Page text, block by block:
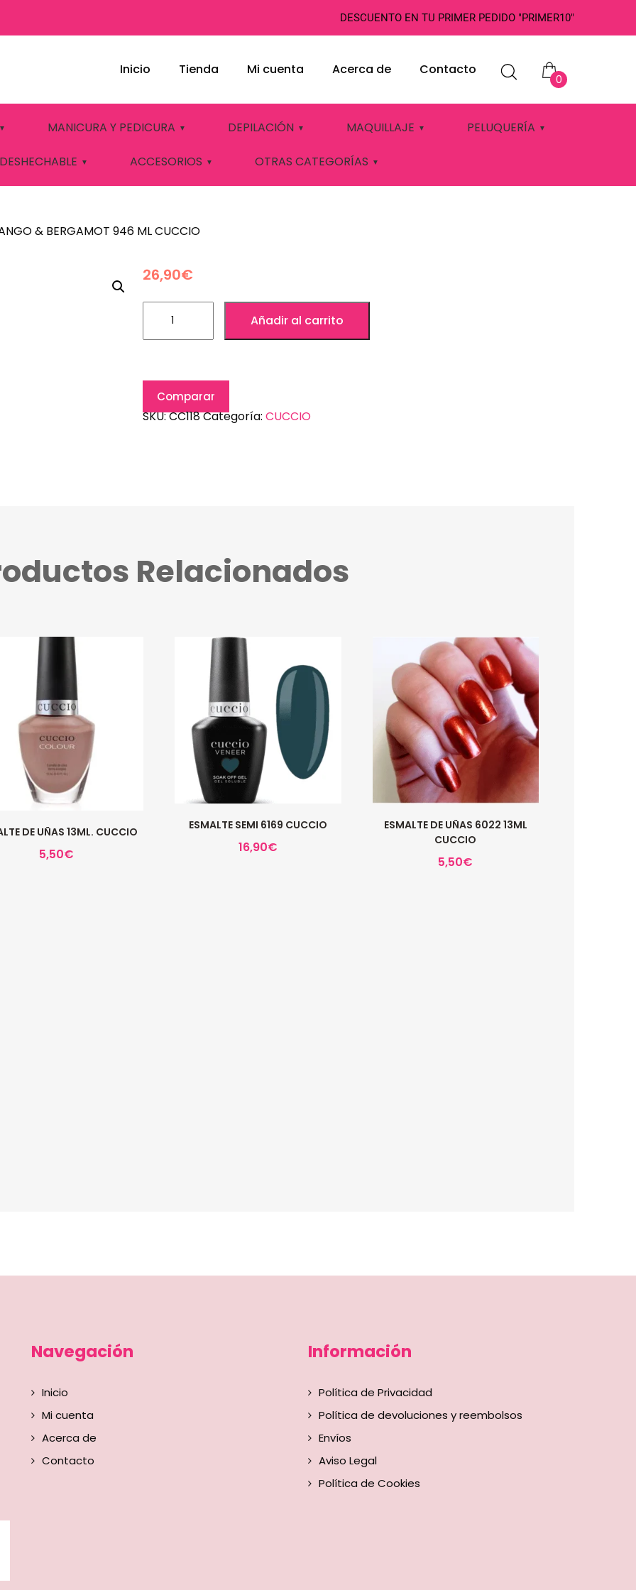
DESCUENTO EN TU PRIMER PEDIDO "PRIMER10"
0
Inicio Tienda Mi cuenta Acerca de Contacto
MANICURA Y PEDICURA DEPILACIÓN MAQUILLAJE PELUQUERÍA
ACCESORIOS OTRAS CATEGORÍAS
BUTTER MANGO &
ML CUCCIO
& BERGAMOT 946 ML CUCCIO
26,90€
Añadir al carrito
Comparar
SKU:CC118Categoría: CUCCIO
Relacionados
DE UÑAS 13ML. CUCCIO
5,50€
ESMALTE SEMI 6169 CUCCIO
16,90€
ESMALTE DE UÑAS 6022 13ML
CUCCIO
5,50€
Navegación
Inicio
Mi cuenta
Acerca de
Contacto
Información
Política de Privacidad
Política de devoluciones y reembolsos
Envíos
Aviso Legal
Política de Cookies